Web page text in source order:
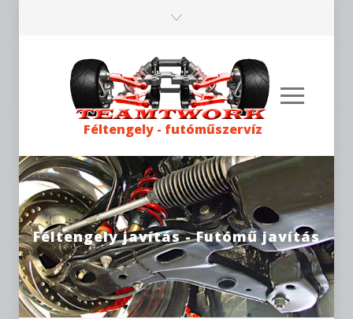
Féltengely - futóműszervíz
Féltengely javítás - Futómű javítás